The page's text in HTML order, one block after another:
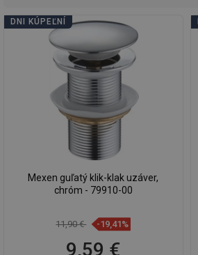
DNI KÚPEĽNÍ
Mexen guľatý klik-klak uzáver,
chróm - 79910-00
11,90 € -19,41%
9,59 €